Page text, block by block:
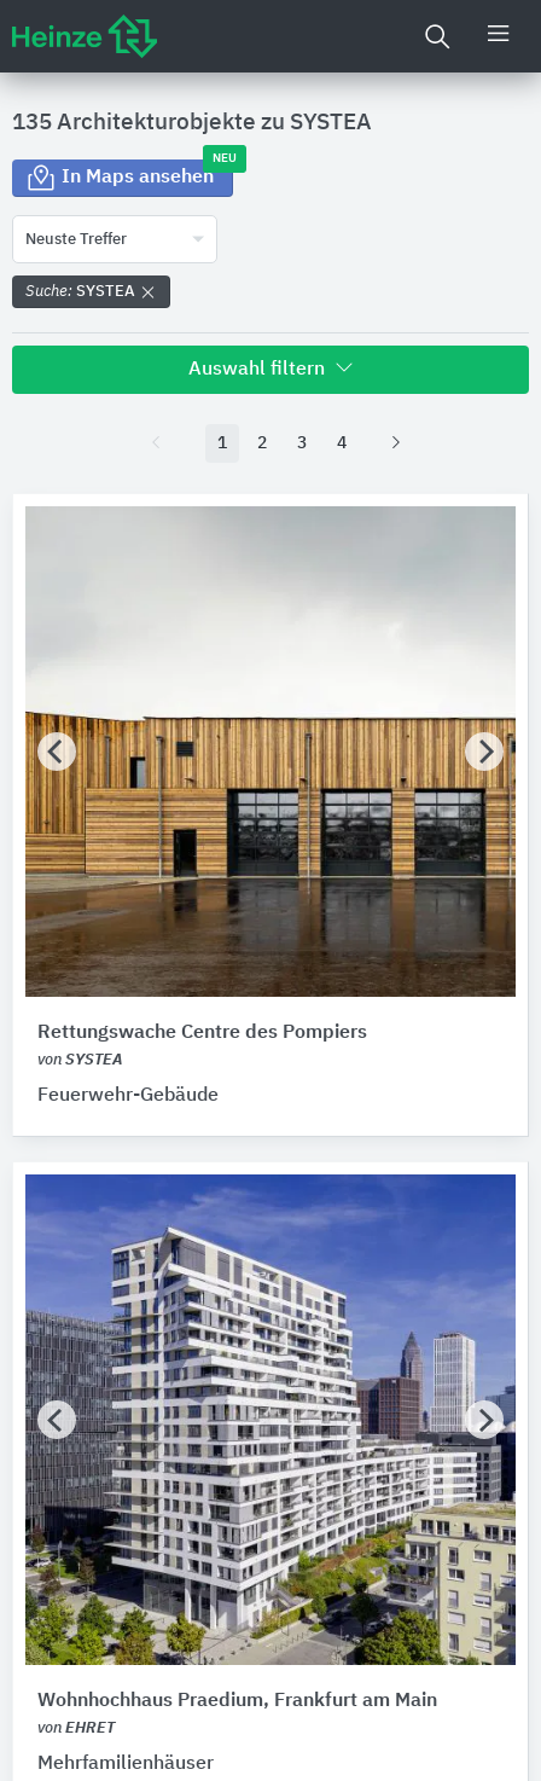
135 Architekturobjekte zu SYSTEA
In Maps ansehen
NEU
Neuste Treffer
Suche: SYSTEA
Auswahl filtern
Bitte auswählen
AWARD Auszeichnung
Bitte auswählen
Hersteller
SYSTEA
NBK Keramik
Rieder 8
KLEUSBERG
Alle Hersteller anzeigen
Gebäude
Bitte auswählen
Fertigstellung (Jahr)
Bitte wählen…
Baumaßnahme
Bitte auswählen
Tragwerkskonstruktion
Bitte auswählen
Vollgeschosse
Bitte auswählen
Energiestandard
Bitte auswählen
Zertifikate für Nachhaltigkeit
1 2 3 4
Rettungswache Centre des Pompiers
von SYSTEA
Feuerwehr-Gebäude
Wohnhochhaus Praedium, Frankfurt am Main
von EHRET
Mehrfamilienhäuser